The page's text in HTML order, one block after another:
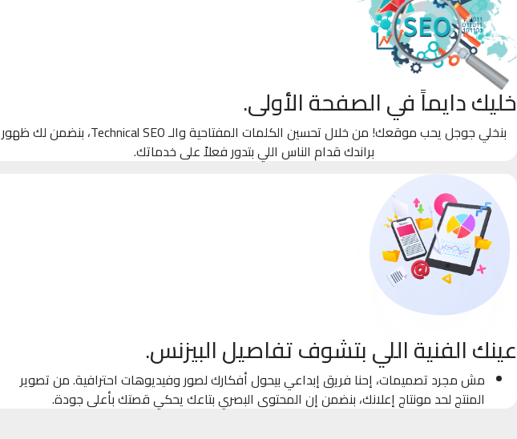
خليك دايماً في الصفحة الأولى.
بنخلي جوجل يحب موقعك! من خلال تحسين الكلمات المفتاحية والـ Technical SEO، بنضمن لك ظهور
براندك قدام الناس اللي بتدور فعلاً على خدماتك.
عينك الفنية اللي بتشوف تفاصيل البيزنس.
مش مجرد تصميمات، إحنا فريق إبداعي بيحول أفكارك لصور وفيديوهات احترافية. من تصوير
المنتج لحد مونتاج إعلانك، بنضمن إن المحتوى البصري بتاعك يحكي قصتك بأعلى جودة.